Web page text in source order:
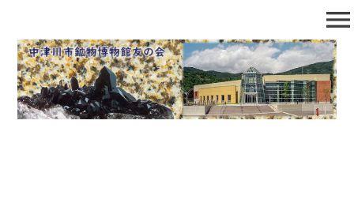
中津川市鉱物博物館友の会
石の博物館で自然となかよくなろう！
menu